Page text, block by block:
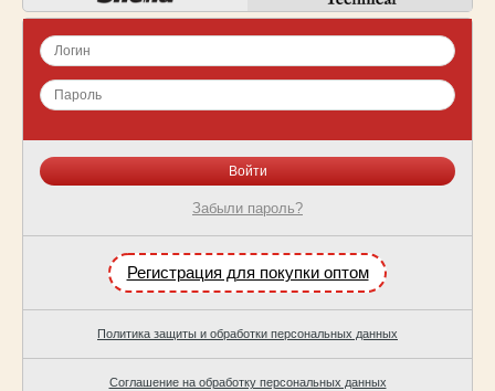
Забыли пароль?
Регистрация для покупки оптом
Политика защиты и обработки персональных данных
Соглашение на обработку персональных данных